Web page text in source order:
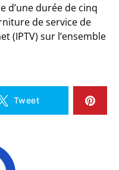
d’une durée de cinq
de service de
(IPTV) sur l’ensemble
Tweet